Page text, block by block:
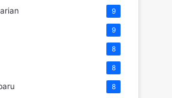
9
9
8
8
8